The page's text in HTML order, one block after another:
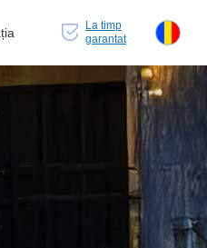
La timp
garantat